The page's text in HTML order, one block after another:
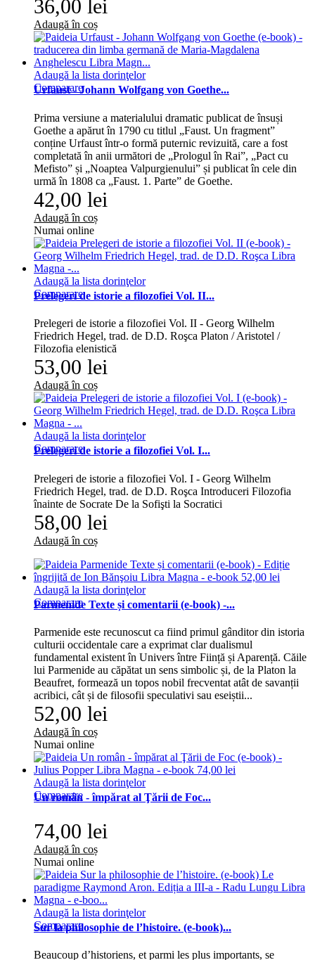
36,00 lei
Adaugă în coș
Adaugă la lista dorinţelor
Comparare
Urfaust - Johann Wolfgang von Goethe...
Prima versiune a materialului dramatic publicat de însuși
Goethe a apărut în 1790 cu titlul „Faust. Un fragment”
conține Urfaust într-o formă puternic revizuită, care a fost
completată în anii următori de „Prologul în Rai”, „Pact cu
Mefisto” și „Noaptea Valpurgienului” și publicat în cele din
urmă în 1808 ca „Faust. 1. Parte” de Goethe.
42,00 lei
Adaugă în coș
Numai online
Adaugă la lista dorinţelor
Comparare
Prelegeri de istorie a filozofiei Vol. II...
Prelegeri de istorie a filozofiei Vol. II - Georg Wilhelm
Friedrich Hegel, trad. de D.D. Roşca Platon / Aristotel /
Filozofia elenistică
53,00 lei
Adaugă în coș
Adaugă la lista dorinţelor
Comparare
Prelegeri de istorie a filozofiei Vol. I...
Prelegeri de istorie a filozofiei Vol. I - Georg Wilhelm
Friedrich Hegel, trad. de D.D. Roşca Introduceri Filozofia
înainte de Socrate De la Sofişti la Socratici
58,00 lei
Adaugă în coș
Adaugă la lista dorinţelor
Comparare
Parmenide Texte și comentarii (e-book) -...
Parmenide este recunoscut ca fiind primul gânditor din istoria
culturii occidentale care a exprimat clar dualismul
fundamental existent în Univers între Ființă și Aparență. Căile
lui Parmenide au căpătat un sens simbolic și, de la Platon la
Beaufret, formează un topos nobil frecventat atât de savanții
acribici, cât și de filosofii speculativi sau eseiștii...
52,00 lei
Adaugă în coș
Numai online
Adaugă la lista dorinţelor
Comparare
Un român - împărat al Ţării de Foc...
74,00 lei
Adaugă în coș
Numai online
Adaugă la lista dorinţelor
Comparare
Sur la philosophie de l’histoire. (e-book)...
Beaucoup d’historiens, et parmi les plus importants, se